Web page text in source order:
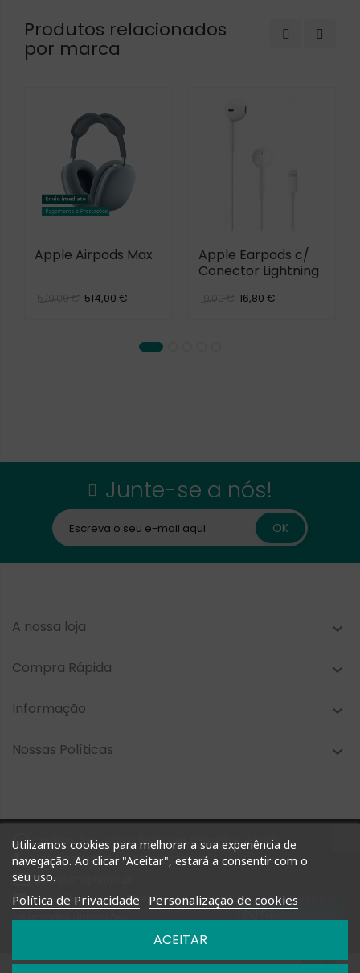
Produtos relacionados
por marca
Apple Airpods Max
579,00 € 514,00 €
Apple Earpods c/
Conector Lightning
19,00 € 16,80 €
Utilizamos cookies para melhorar a sua experiência de
navegação. Ao clicar "Aceitar", estará a consentir com o
seu uso.
Política de Privacidade Personalização de cookies
ACEITAR
Junte-se a nós!
A nossa loja 
Compra Rápida 
Informação 
Nossas Políticas 
Horários: Segunda a Sexta das 09h-13h e 14h-18h
+351 927 748 884 | +351 212 476 905
 geral@shoptimm.pt
Portes Grátis* +162.50€ (para Portugal Continental) *Produtos
de grandes dimensões
podem não estar incluídos nesta oferta